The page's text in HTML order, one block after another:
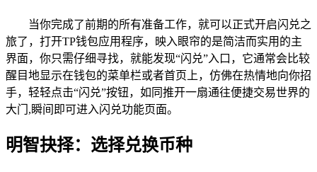
当你完成了前期的所有准备工作，就可以正式开启闪兑之
旅了，打开TP钱包应用程序，映入眼帘的是简洁而实用的主
界面，你只需仔细寻找，就能发现“闪兑”入口，它通常会比较
醒目地显示在钱包的菜单栏或者首页上，仿佛在热情地向你招
手，轻轻点击“闪兑”按钮，如同推开一扇通往便捷交易世界的
大门,瞬间即可进入闪兑功能页面。
明智抉择：选择兑换币种